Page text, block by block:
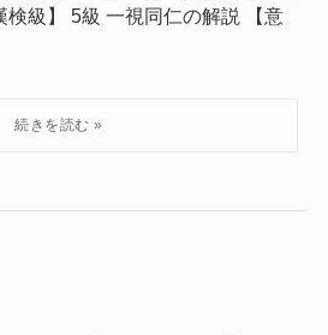
検級】 5級 一視同仁の解説 【意